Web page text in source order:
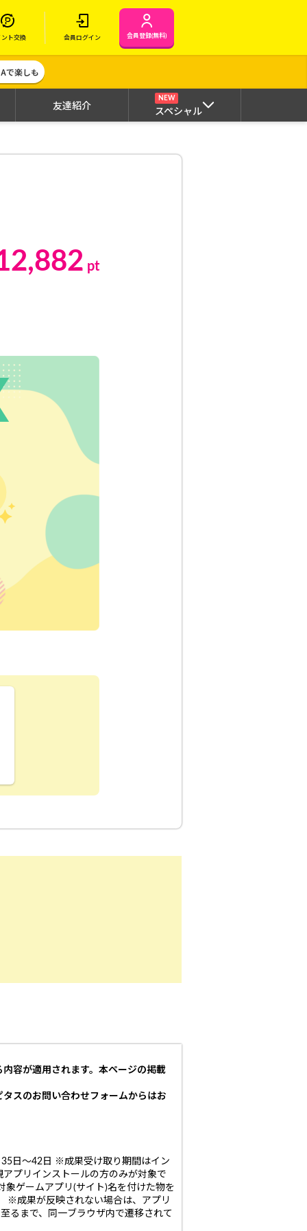
ント交換 会員ログイン 会員登録(無料)
で楽しも
友達紹介
NEW
スペシャル
pt
容が適用されます。本ページの掲載
スのお問い合わせフォームからはお
日～42日 ※成果受け取り期間はイン
プリインストールの方のみが対象で
ゲームアプリ(サイト)名を付けた物を
※成果が反映されない場合は、アプリ
るまで、同一ブラウザ内で遷移されて